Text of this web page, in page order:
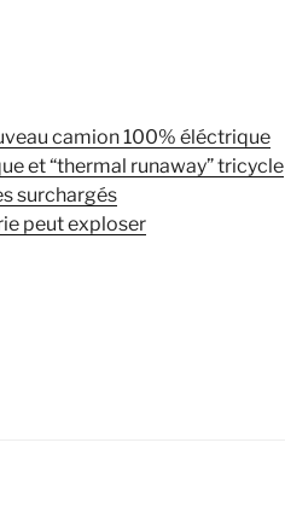
camion 100% éléctrique
et “thermal runaway” tricycle
surchargés
peut exploser